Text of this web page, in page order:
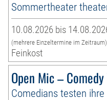
Sommertheater
10.08.2026 bis
(mehrere Einzeltermine im Zeitraum)
Feinkost
Open Mic –
Comedians testen